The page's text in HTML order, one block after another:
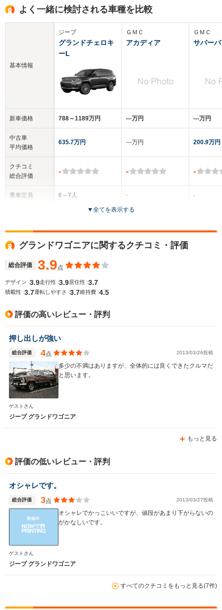
よく一緒に検討される車種を比較
基本情報
新車価格
中古車
平均価格
クチコミ
総合評価
乗車定員
サイズ
WLTCモード
燃費
ジープ
グランドチェロキ
ーL
788～1189万円
635.7万円
-
6～7人
全高
1.8m～1.82m
全幅
1.98m
-m
ＧＭＣ
アカディア
‐‐‐万円
‐‐‐万円
-
-
5ドア
-m
ＧＭＣ
サバー
‐‐‐万円
200.9万円
-
-
▼全てを表示する
グランドワゴニアに関するクチコミ・評価
総合評価 3.9点
デザイン :3.9走行性 :3.9居住性 :3.7
積載性 :3.7運転しやすさ :3.7維持費 :4.5
評価の高いレビュー・評判
押し出しが強い
総合評価 4点 2013/03/26投稿
多少の不満はありますが、全体的には良くできたクルマだ
と思います。
ゲストさん
ジープ グランドワゴニア
もっと見る
評価の低いレビュー・評判
オシャレです。
総合評価 3点 2013/03/27投稿
オシャレでかっこいいですが、値段があまり下がらないの
がかなしいです。
ゲストさん
ジープ グランドワゴニア
すべてのクチコミをもっと見る(7件)